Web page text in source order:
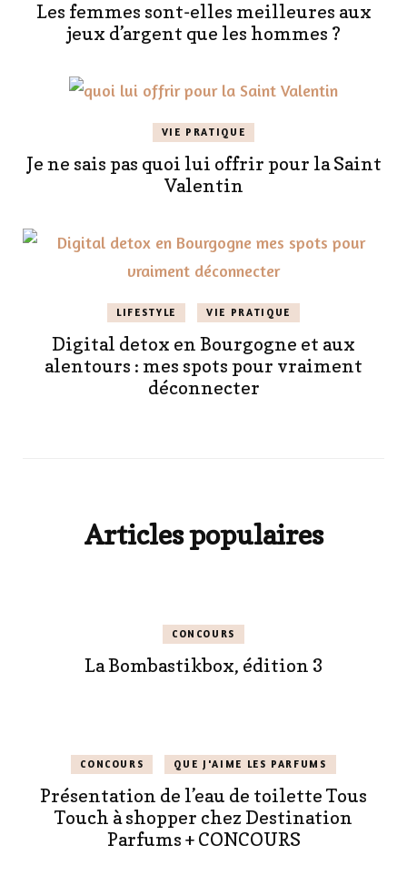
Les femmes sont-elles meilleures aux
jeux d’argent que les hommes ?
VIE PRATIQUE
Je ne sais pas quoi lui offrir pour la Saint
Valentin
LIFESTYLE VIE PRATIQUE
Digital detox en Bourgogne et aux
alentours : mes spots pour vraiment
déconnecter
Articles populaires
CONCOURS
La Bombastikbox, édition 3
CONCOURS QUE J'AIME LES PARFUMS
Présentation de l’eau de toilette Tous
Touch à shopper chez Destination
Parfums + CONCOURS